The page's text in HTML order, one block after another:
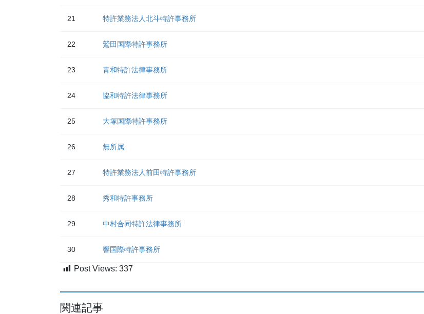
21 特許業務法人北斗特許事務所
22 鷲田国際特許事務所
23 青和特許法律事務所
24 協和特許法律事務所
25 大塚国際特許事務所
26 無所属
27 特許業務法人前田特許事務所
28 秀和特許事務所
29 中村合同特許法律事務所
30 響国際特許事務所
Post Views: 337
関連記事